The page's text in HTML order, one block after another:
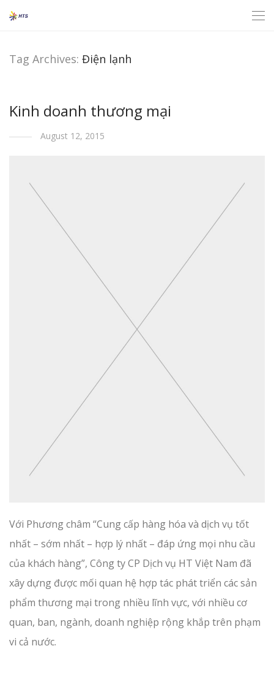
Tag Archives: Điện lạnh
Kinh doanh thương mại
August 12, 2015
Với Phương châm “Cung cấp hàng hóa và dịch vụ tốt
nhất – sớm nhất – hợp lý nhất – đáp ứng mọi nhu cầu
của khách hàng”, Công ty CP Dịch vụ HT Việt Nam đã
xây dựng được mối quan hệ hợp tác phát triển các sản
phẩm thương mại trong nhiều lĩnh vực, với nhiều cơ
quan, ban, ngành, doanh nghiệp rộng khắp trên phạm
vi cả nước.